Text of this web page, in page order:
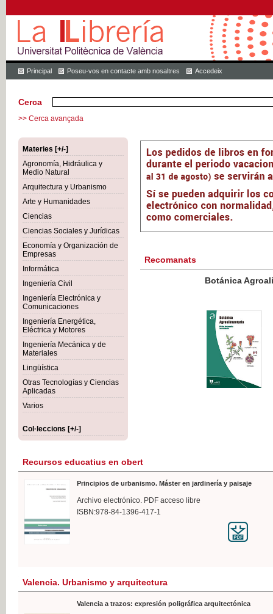
Principal Poseu-vos en contacte amb nosaltres Accedeix
Cerca
>> Cerca avançada
Materies [+/-]
Agronomía, Hidráulica y
Medio Natural
Arquitectura y Urbanismo
Arte y Humanidades
Ciencias
Ciencias Sociales y Jurídicas
Economía y Organización de
Empresas
Informática
Ingeniería Civil
Ingeniería Electrónica y
Comunicaciones
Ingeniería Energética,
Eléctrica y Motores
Ingeniería Mecánica y de
Materiales
Lingüística
Otras Tecnologías y Ciencias
Aplicadas
Varios
Col·leccions [+/-]
Recomanats
Botánica Agroalimentaria
IVA
Recursos educatius en obert
Principios de urbanismo. Máster en jardinería y paisaje
Archivo electrónico. PDF acceso libre
ISBN:978-84-1396-417-1
Valencia. Urbanismo y arquitectura
Valencia a trazos: expresión poligráfica arquitectónica